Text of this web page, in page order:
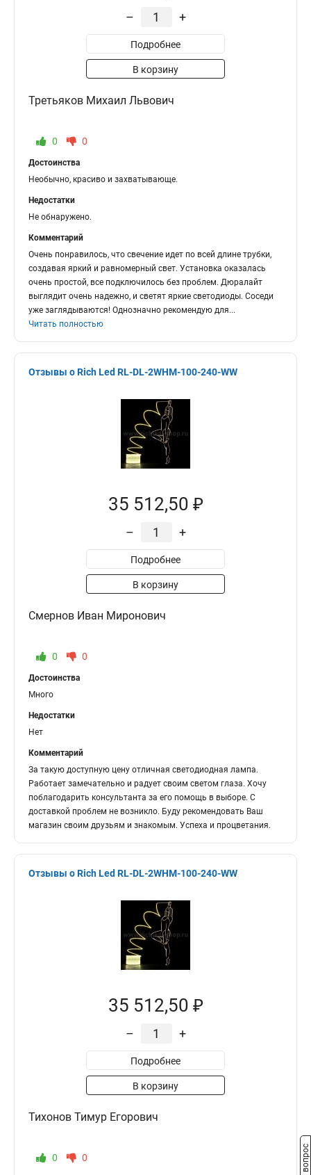
– +
Подробнее
В корзину
Третьяков Михаил Львович
0 0
Достоинства
Необычно, красиво и захватывающе.
Недостатки
Не обнаружено.
Комментарий
Очень понравилось, что свечение идет по всей длине трубки,
создавая яркий и равномерный свет. Установка оказалась
очень простой, все подключилось без проблем. Дюралайт
выглядит очень надежно, и светят яркие светодиоды. Соседи
уже заглядываются! Однозначно рекомендую для...
Читать полностью
Отзывы о Rich Led RL-DL-2WHM-100-240-WW
35 512,50 ₽
– +
Подробнее
В корзину
Смернов Иван Миронович
0 0
Достоинства
Много
Недостатки
Нет
Комментарий
За такую доступную цену отличная светодиодная лампа.
Работает замечательно и радует своим светом глаза. Хочу
поблагодарить консультанта за его помощь в выборе. С
доставкой проблем не возникло. Буду рекомендовать Ваш
магазин своим друзьям и знакомым. Успеха и процветания.
Отзывы о Rich Led RL-DL-2WHM-100-240-WW
35 512,50 ₽
– +
Подробнее
В корзину
Тихонов Тимур Егорович
0 0